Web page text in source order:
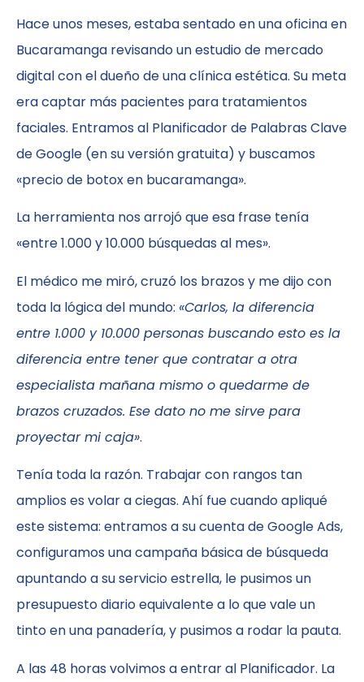
Hace unos meses, estaba sentado en una oficina en
Bucaramanga revisando un estudio de mercado
digital con el dueño de una clínica estética. Su meta
era captar más pacientes para tratamientos
faciales. Entramos al Planificador de Palabras Clave
de Google (en su versión gratuita) y buscamos
«precio de botox en bucaramanga».
La herramienta nos arrojó que esa frase tenía
«entre 1.000 y 10.000 búsquedas al mes».
El médico me miró, cruzó los brazos y me dijo con
toda la lógica del mundo: «Carlos, la diferencia
entre 1.000 y 10.000 personas buscando esto es la
diferencia entre tener que contratar a otra
especialista mañana mismo o quedarme de
brazos cruzados. Ese dato no me sirve para
proyectar mi caja».
Tenía toda la razón. Trabajar con rangos tan
amplios es volar a ciegas. Ahí fue cuando apliqué
este sistema: entramos a su cuenta de Google Ads,
configuramos una campaña básica de búsqueda
apuntando a su servicio estrella, le pusimos un
presupuesto diario equivalente a lo que vale un
tinto en una panadería, y pusimos a rodar la pauta.
A las 48 horas volvimos a entrar al Planificador. La